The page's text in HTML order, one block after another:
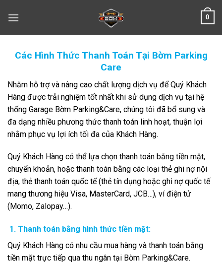
0
Các Hình Thức Thanh Toán Tại Bờm Parking
Care
Nhằm hỗ trợ và nâng cao chất lượng dịch vụ để Quý Khách
Hàng được trải nghiệm tốt nhất khi sử dụng dịch vụ tại hệ
thống Garage Bờm Parking&Care, chúng tôi đã bổ sung và
đa dạng nhiều phương thức thanh toán linh hoạt, thuận lợi
nhằm phục vụ lợi ích tối đa của Khách Hàng.
Quý Khách Hàng có thể lựa chọn thanh toán bằng tiền mặt,
chuyển khoản, hoặc thanh toán bằng các loại thẻ ghi nợ nội
địa, thẻ thanh toán quốc tế (thẻ tín dụng hoặc ghi nợ quốc tế
mang thương hiệu Visa, MasterCard, JCB…), ví điện tử
(Momo, Zalopay…).
1. Thanh toán bằng hình thức tiền mặt:
Quý Khách Hàng có nhu cầu mua hàng và thanh toán bằng
tiền mặt trực tiếp qua thu ngân tại Bờm Parking&Care.